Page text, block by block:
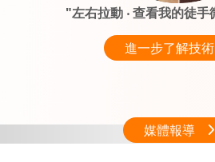
"左右拉動 ‧ 查看我的徒
進一步了解技術
媒體報導